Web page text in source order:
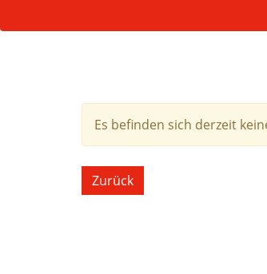
Es befinden sich derzeit
Zurück